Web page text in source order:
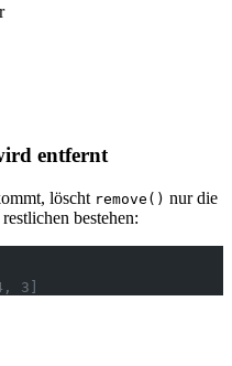
entfernt
löscht remove() nur die
bestehen:
3]